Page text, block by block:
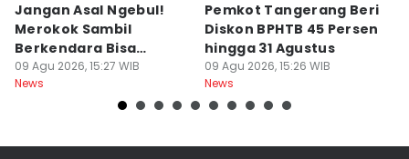
Jangan Asal Ngebul!
Merokok Sambil
Berkendara Bisa
Didenda Rp750 Ribu
09 Agu 2026, 15:27 WIB
News
Pemkot Tangerang Beri
Diskon BPHTB 45 Persen
hingga 31 Agustus
09 Agu 2026, 15:26 WIB
News